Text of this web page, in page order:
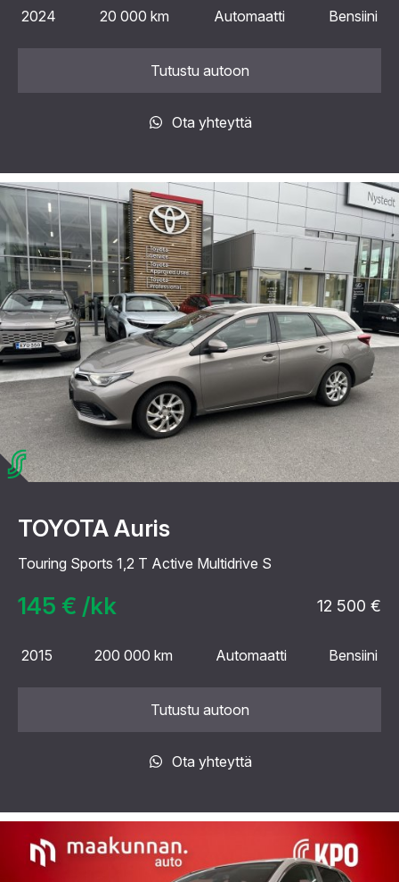
2024 20 000 km Automaatti Bensiini
Tutustu autoon
Ota yhteyttä
TOYOTA Auris
Touring Sports 1,2 T Active Multidrive S
145 € /kk 12 500 €
2015 200 000 km Automaatti Bensiini
Tutustu autoon
Ota yhteyttä